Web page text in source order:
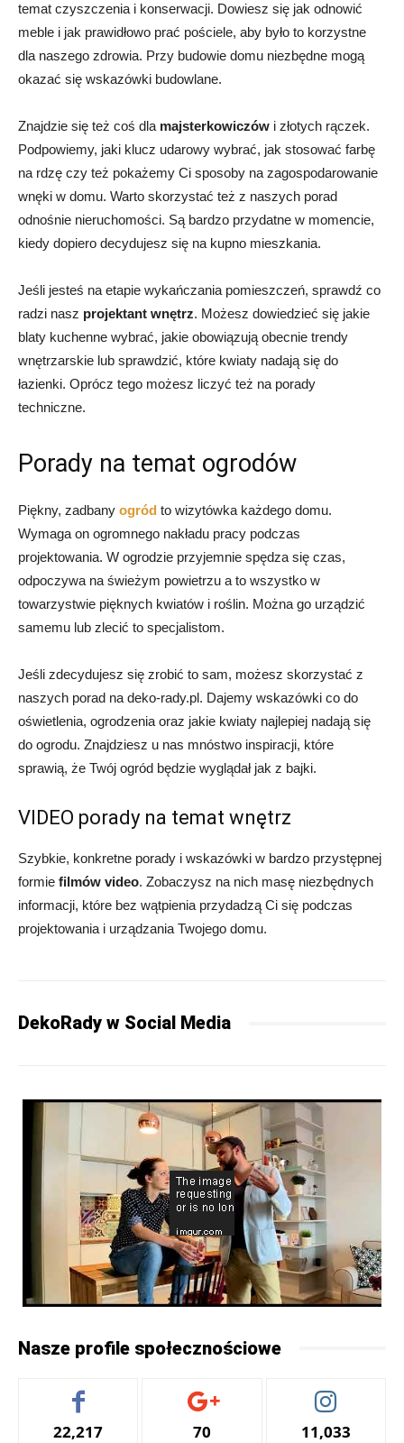
temat czyszczenia i konserwacji. Dowiesz się jak odnowić
meble i jak prawidłowo prać pościele, aby było to korzystne
dla naszego zdrowia. Przy budowie domu niezbędne mogą
okazać się wskazówki budowlane.
Znajdzie się też coś dla majsterkowiczów i złotych rączek.
Podpowiemy, jaki klucz udarowy wybrać, jak stosować farbę
na rdzę czy też pokażemy Ci sposoby na zagospodarowanie
wnęki w domu. Warto skorzystać też z naszych porad
odnośnie nieruchomości. Są bardzo przydatne w momencie,
kiedy dopiero decydujesz się na kupno mieszkania.
Jeśli jesteś na etapie wykańczania pomieszczeń, sprawdź co
radzi nasz projektant wnętrz. Możesz dowiedzieć się jakie
blaty kuchenne wybrać, jakie obowiązują obecnie trendy
wnętrzarskie lub sprawdzić, które kwiaty nadają się do
łazienki. Oprócz tego możesz liczyć też na porady
techniczne.
Porady na temat ogrodów
Piękny, zadbany ogród to wizytówka każdego domu.
Wymaga on ogromnego nakładu pracy podczas
projektowania. W ogrodzie przyjemnie spędza się czas,
odpoczywa na świeżym powietrzu a to wszystko w
towarzystwie pięknych kwiatów i roślin. Można go urządzić
samemu lub zlecić to specjalistom.
Jeśli zdecydujesz się zrobić to sam, możesz skorzystać z
naszych porad na deko-rady.pl. Dajemy wskazówki co do
oświetlenia, ogrodzenia oraz jakie kwiaty najlepiej nadają się
do ogrodu. Znajdziesz u nas mnóstwo inspiracji, które
sprawią, że Twój ogród będzie wyglądał jak z bajki.
VIDEO porady na temat wnętrz
Szybkie, konkretne porady i wskazówki w bardzo przystępnej
formie filmów video. Zobaczysz na nich masę niezbędnych
informacji, które bez wątpienia przydadzą Ci się podczas
projektowania i urządzania Twojego domu.
DekoRady w Social Media
Nasze profile społecznościowe
22,217 70 11,033